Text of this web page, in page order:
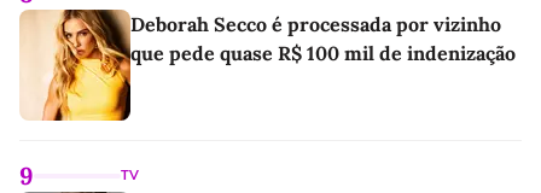
Deborah Secco é processada por vizinho
que pede quase R$ 100 mil de indenização
9 TV